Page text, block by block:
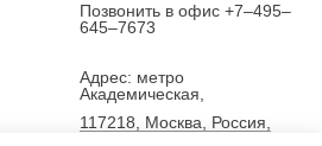
Позвонить в офис +7–495–
645–7673
Адрес: метро
Академическая,
117218, Москва, Россия,